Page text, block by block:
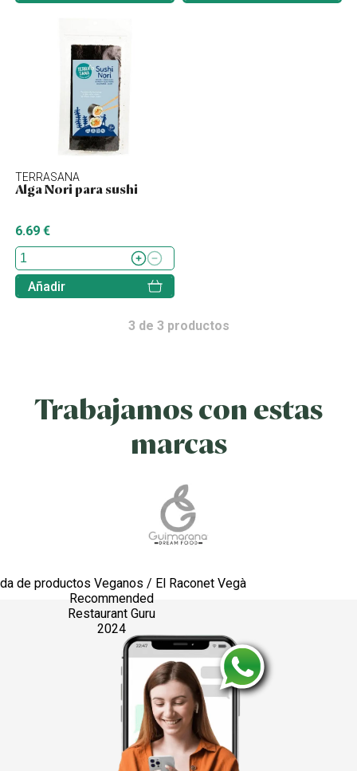
TERRASANA
Alga Nori para sushi
6.69 €
Añadir
3 de 3 productos
Trabajamos con estas
marcas
de productos Veganos / El Raconet Vegà
Recommended
Restaurant Guru
2024